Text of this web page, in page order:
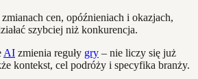
zmianach cen, opóźnieniach i okazjach,
szybciej niż konkurencja.
AI zmienia reguły gry – nie liczy się już
kontekst, cel podróży i specyfika branży.